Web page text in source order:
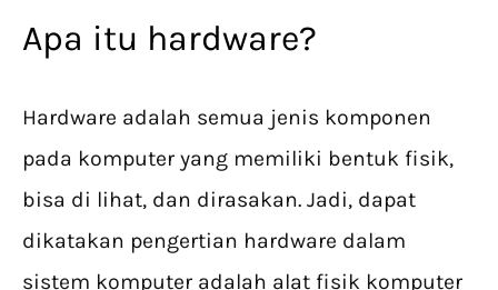
Apa itu hardware?
Hardware adalah semua jenis komponen
pada komputer yang memiliki bentuk fisik,
bisa di lihat, dan dirasakan. Jadi, dapat
dikatakan pengertian hardware dalam
sistem komputer adalah alat fisik komputer